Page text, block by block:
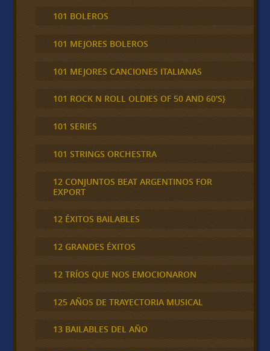
101 BOLEROS
101 MEJORES BOLEROS
101 MEJORES CANCIONES ITALIANAS
101 ROCK N ROLL OLDIES OF 50 AND 60'S}
101 SERIES
101 STRINGS ORCHESTRA
12 CONJUNTOS BEAT ARGENTINOS FOR
EXPORT
12 ÉXITOS BAILABLES
12 GRANDES ÉXITOS
12 TRÍOS QUE NOS EMOCIONARON
125 AÑOS DE TRAYECTORIA MUSICAL
13 BAILABLES DEL AÑO